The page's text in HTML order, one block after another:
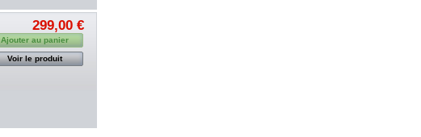
299,00 €
Ajouter au panier
Voir le produit